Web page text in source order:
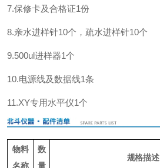
7.保修卡及合格证1份
8.亲水进样针10个，疏水进样针10个
9.500ul进样器1个
10.电源线及数据线1条
11.XY专用水平仪1个
物料
名称
数
量
规格描述